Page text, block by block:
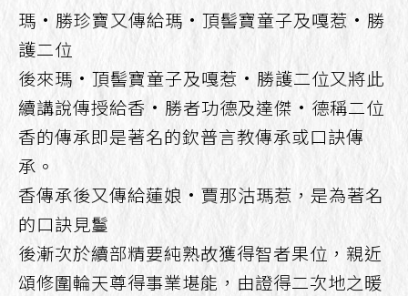
瑪·勝珍寶又傳給瑪·頂髻寶童子及嘎惹·勝
護二位
後來瑪·頂髻寶童子及嘎惹·勝護二位又將此
續講說傳授給香·勝者功德及達傑·德稱二位
香的傳承即是著名的欽普言教傳承或口訣傳
承。
香傳承後又傳給蓮娘·賈那沽瑪惹，是為著名
的口訣見鬘
後漸次於續部精要純熟故獲得智者果位，親近
頌修圍輪天尊得事業堪能，由證得二次地之暖